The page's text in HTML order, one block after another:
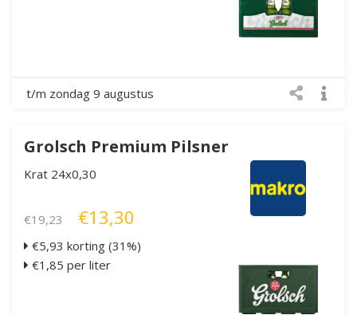
t/m zondag 9 augustus
Grolsch Premium Pilsner
Krat 24x0,30
€19,23 €13,30
€5,93 korting (31%)
€1,85 per liter